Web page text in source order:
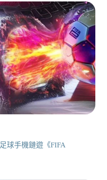
球手機鏈遊《FIFA